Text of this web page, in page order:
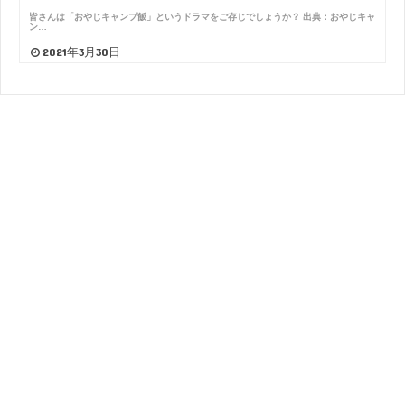
皆さんは「おやじキャンプ飯」というドラマをご存じでしょうか？ 出典：おやじキャ
ン…
2021年3月30日